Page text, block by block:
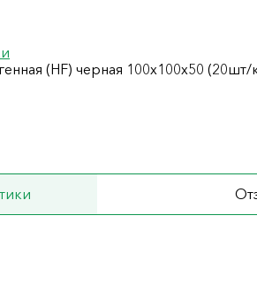
(HF) черная 100х100х50